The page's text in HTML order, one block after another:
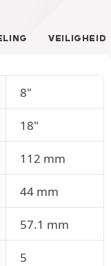
VEILIGHEID
8"
18"
112 mm
44 mm
57.1 mm
5